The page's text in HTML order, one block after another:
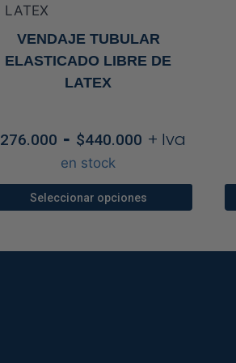
VENDAJE TUBULAR
ELASTICADO LIBRE DE
LATEX
276.000 - $440.000Rango
precios:
desde
+ Iva
en stock
Seleccionar opciones